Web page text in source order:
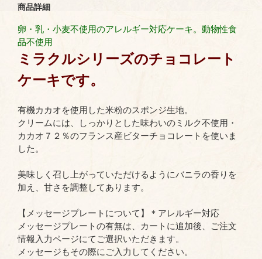
商品詳細
卵・乳・小麦不使用のアレルギー対応ケーキ。動物性食
品不使用
ミラクルシリーズのチョコレート
ケーキです。
有機カカオを使用した米粉のスポンジ生地。
クリームには、しっかりとした味わいのミルク不使用・
カカオ７２％のフランス産ビターチョコレートを使いま
した。
美味しく召し上がっていただけるようにバニラの香りを
加え、甘さを調整してあります。
【メッセージプレートについて】＊アレルギー対応
メッセージプレートの有無は、カートに追加後、ご注文
情報入力ページにてご選択いただきます。
メッセージもその際にご入力してください。